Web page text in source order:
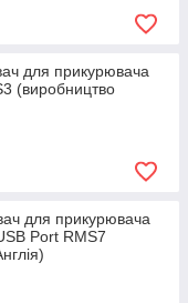
для прикурювача
(виробництво
для прикурювача
Port RMS7